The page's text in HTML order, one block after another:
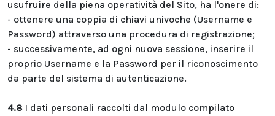
usufruire della piena operatività del Sito, ha l'onere di:
- ottenere una coppia di chiavi univoche (Username e
Password) attraverso una procedura di registrazione;
- successivamente, ad ogni nuova sessione, inserire il
proprio Username e la Password per il riconoscimento
da parte del sistema di autenticazione.
4.8 I dati personali raccolti dal modulo compilato